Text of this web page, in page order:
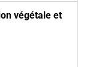
végétale et